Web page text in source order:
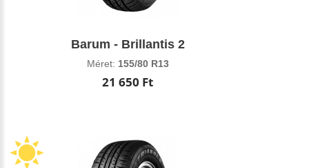
Barum - Brillantis 2
Méret: 155/80 R13
21 650 Ft